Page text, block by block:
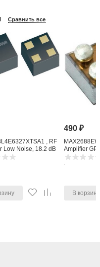
Сравнить все
, RF
Low Noise, 18.2 dB
4-Pin TSLP-4-11
490₽
Amplifier
Noise
В корзину